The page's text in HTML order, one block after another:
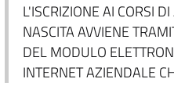
L'ISCRIZIONE AI CORSI
NASCITA AVVIENE
DEL MODULO
INTERNET AZIENDALE